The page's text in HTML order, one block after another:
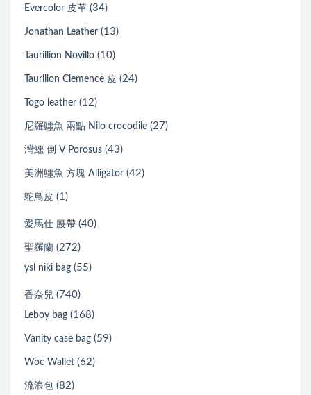
Evercolor 皮革 (34)
Jonathan Leather (13)
Taurillion Novillo (10)
Taurillon Clemence 皮 (24)
Togo leather (12)
尼羅鱷魚 兩點 Nilo crocodile (27)
灣鱷 倒 V Porosus (43)
美洲鱷魚 方塊 Alligator (42)
鴕鳥皮 (1)
愛馬仕 腰帶 (40)
聖羅蘭 (272)
ysl niki bag (55)
香奈兒 (740)
Leboy bag (168)
Vanity case bag (59)
Woc Wallet (62)
流浪包 (82)